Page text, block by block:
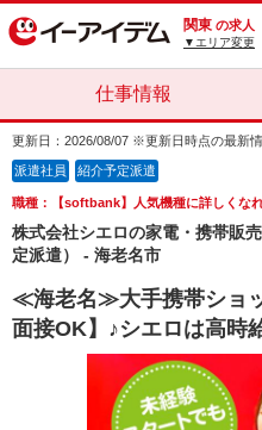
関東 の求人
▼エリア変更
仕事情報
更新日：2026/08/07 ※更新日時点の最新
派遣社員 紹介予定派遣
職種：【softbank】人気機種に詳しくな
株式会社シエロの家電・携帯販
定派遣） - 海老名市
≪海老名≫大手携帯ショ
面接OK】♪シエロは高時